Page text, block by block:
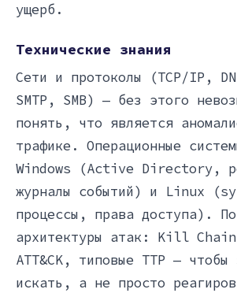
ущерб.
Технические знания
Сети и протоколы (TCP/IP,
SMTP, SMB) — без этого
понять, что является
трафике. Операционные
Windows (Active Directory,
журналы событий) и Linux
процессы, права доступа).
архитектуры атак: Kill
ATT&CK, типовые TTP —
искать, а не просто